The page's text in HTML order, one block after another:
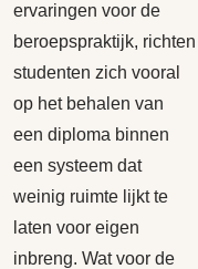
ervaringen voor de
beroepspraktijk, richten
studenten zich vooral
op het behalen van
een diploma binnen
een systeem dat
weinig ruimte lijkt te
laten voor eigen
inbreng. Wat voor de